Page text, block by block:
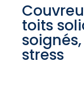
toits
stress